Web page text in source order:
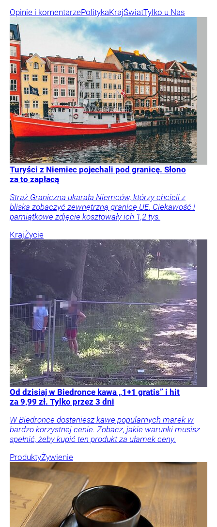
Opinie i komentarzePolitykaKrajŚwiatTylko u Nas
Turyści z Niemiec pojechali pod granicę. Słono
za to zapłacą
Straż Graniczna ukarała Niemców, którzy chcieli z
bliska zobaczyć zewnętrzną granicę UE. Ciekawość i
pamiątkowe zdjęcie kosztowały ich 1,2 tys.
KrajŻycie
Od dzisiaj w Biedronce kawa „1+1 gratis” i hit
za 9,99 zł. Tylko przez 3 dni
W Biedronce dostaniesz kawę popularnych marek w
bardzo korzystnej cenie. Zobacz, jakie warunki musisz
spełnić, żeby kupić ten produkt za ułamek ceny.
ProduktyŻywienie